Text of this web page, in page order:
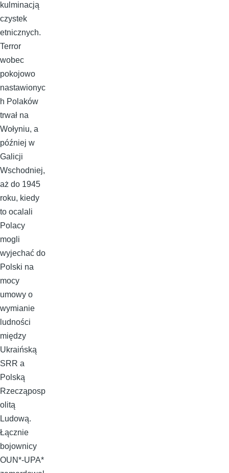
kulminacją
czystek
etnicznych.
Terror
wobec
pokojowo
nastawionyc
h Polaków
trwał na
Wołyniu, a
później w
Galicji
Wschodniej,
aż do 1945
roku, kiedy
to ocalali
Polacy
mogli
wyjechać do
Polski na
mocy
umowy o
wymianie
ludności
między
Ukraińską
SRR a
Polską
Rzecząposp
olitą
Ludową.
Łącznie
bojownicy
OUN*-UPA*